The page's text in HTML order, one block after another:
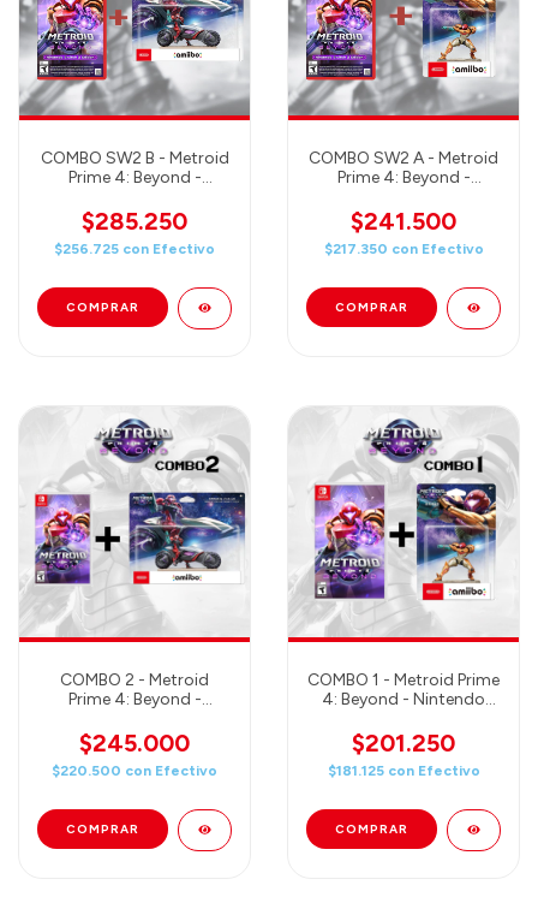
COMBO SW2 B - Metroid
Prime 4: Beyond -
Edition + Amiibo Samus
& Vi-O-La (Juego +
Amiibo)
$285.250
$256.725 con Efectivo
COMBO SW2 A - Metroid
Prime 4: Beyond -
Edition + Amiibo Samus
(Juego + Amiibo)
$241.500
$217.350 con Efectivo
COMBO 2 - Metroid
Prime 4: Beyond -
Amiibo Samus & Vi-O-La
(Juego + Amiibo)
$245.000
$220.500 con Efectivo
COMBO 1 - Metroid Prime
4: Beyond - Nintendo
(Juego + Amiibo)
$201.250
$181.125 con Efectivo